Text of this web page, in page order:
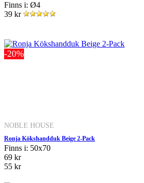
Finns i: Ø4
39 kr
-20%
NOBLE HOUSE
Ronja Kökshandduk Beige 2-Pack
Finns i: 50x70
69 kr
55 kr